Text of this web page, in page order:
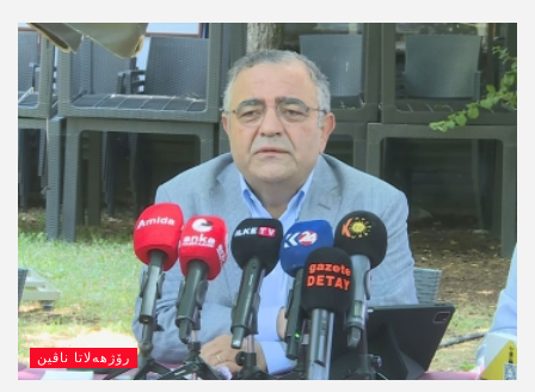
رۆژھەلاتا ناڤین